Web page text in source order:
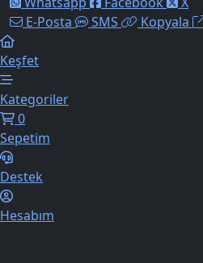
E-Posta
SMS Kopyala
Keşfet
Kategoriler
0
Sepetim
Destek
Hesabım